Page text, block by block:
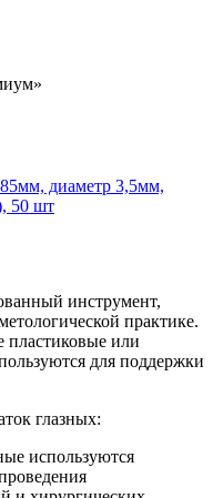
85мм, диаметр 3,5мм,
50 шт
инструмент,
практике.
пластиковые или
для поддержки
глазных:
используются